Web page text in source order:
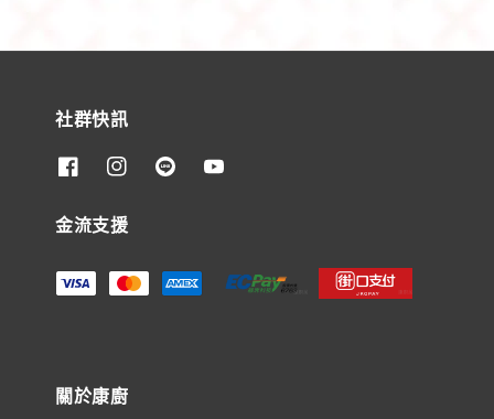
社群快訊
金流支援
關於康廚